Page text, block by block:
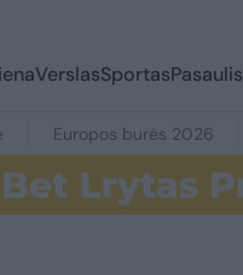
VerslasSportasPasaulis
Europos burės 2026